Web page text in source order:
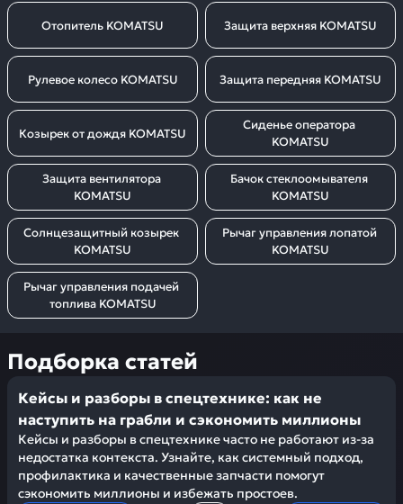
Отопитель KOMATSU Защита верхняя KOMATSU
Рулевое колесо KOMATSU Защита передняя KOMATSU
Козырек от дождя KOMATSU
Сиденье оператора
KOMATSU
Защита вентилятора
KOMATSU
Бачок стеклоомывателя
KOMATSU
Солнцезащитный козырек
KOMATSU
Рычаг управления лопатой
KOMATSU
Рычаг управления подачей
топлива KOMATSU
Подборка статей
Кейсы и разборы в спецтехнике: как не
наступить на грабли и сэкономить миллионы
Кейсы и разборы в спецтехнике часто не работают из-за
недостатка контекста. Узнайте, как системный подход,
профилактика и качественные запчасти помогут
сэкономить миллионы и избежать простоев.